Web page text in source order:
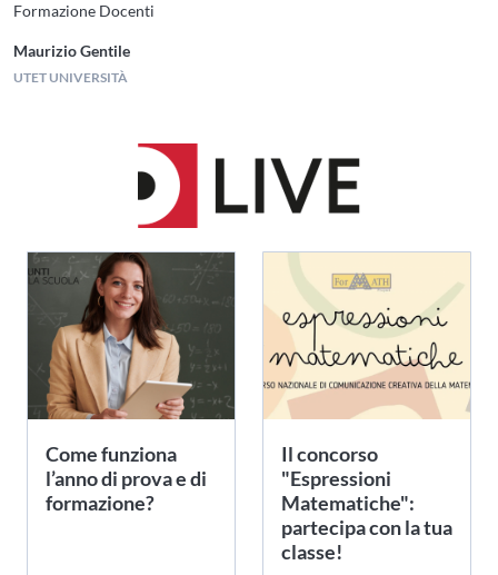
Formazione Docenti
Maurizio Gentile
UTET UNIVERSITÀ
Come funziona
l’anno di prova e di
formazione?
Il concorso
"Espressioni
Matematiche":
partecipa con la tua
classe!